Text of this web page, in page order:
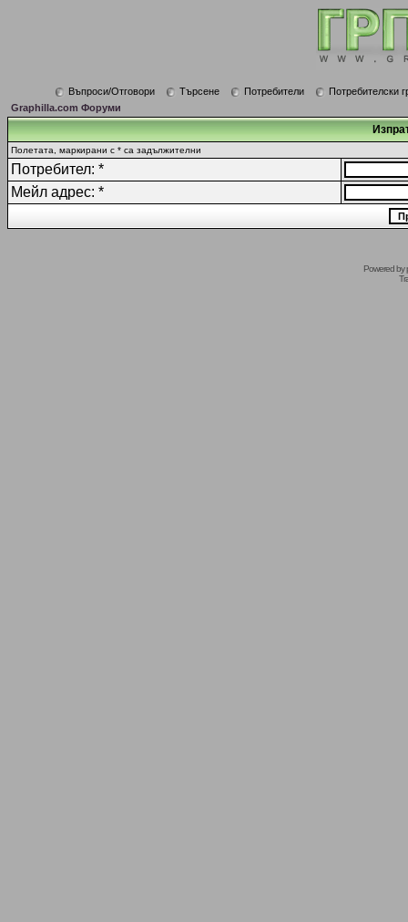
Въпроси/Отговори Търсене Потребители
Потребителски
Graphilla.com Форуми
Полетата, маркирани с * са задължителни
Потребител: *
Мейл адрес: *
Powered by